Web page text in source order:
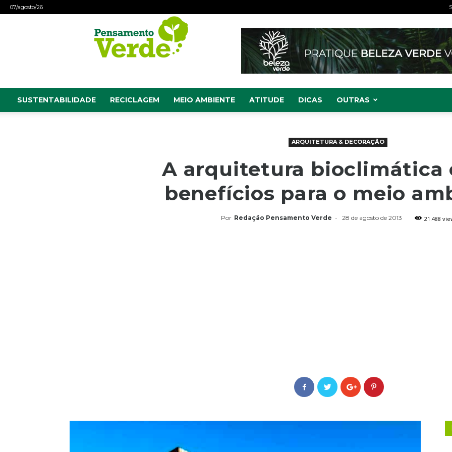
07/agosto/26
SUSTENTABILIDADE RECICLAGEM MEIO AMBIENTE ATITUDE DICAS OUTRAS
ARQUITETURA & DECORAÇÃO
A arquitetura bioclimática
benefícios para o meio
Por Redação Pensamento Verde - 28 de agosto de 2013 21.488